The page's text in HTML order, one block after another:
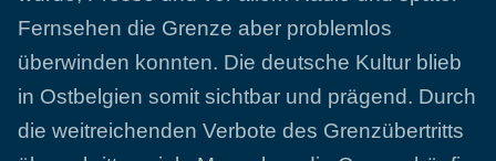
Fernsehen die Grenze aber problemlos
überwinden konnten. Die deutsche Kultur blieb
in Ostbelgien somit sichtbar und prägend. Durch
die weitreichenden Verbote des Grenzübertritts